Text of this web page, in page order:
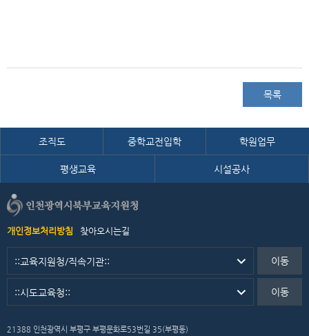
목록
조직도 중학교전입학 학원업무
평생교육 시설공사
개인정보처리방침 찾아오시는길
이동
이동
21388 인천광역시 부평구 부평문화로53번길 35(부평동)